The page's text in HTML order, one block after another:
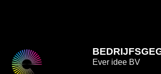
Ever idee BV